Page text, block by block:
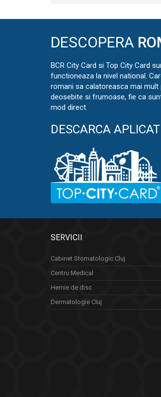
DESCOPERA
BCR City Card si Top City Card
functioneaza la nivel national.
romani sa calatoreasca mai
deosebite si frumoase, fie ca
mod direct.
DESCARCA
SERVICII
Cabinet Stomatologic Cluj
Centru Medical
Hernie de disc
Dermatologie Cluj